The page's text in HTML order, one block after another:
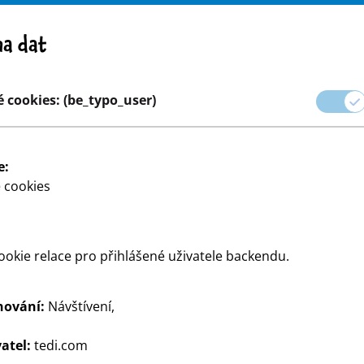
Kariéra
pro psaní - od studentů
dat
cookies: (be_typo_user)
relace pro přihlášené uživatele backendu.
Návštívení,
tedi.com